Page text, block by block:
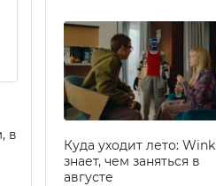
в
Куда уходит лето: Wink
знает, чем заняться в
августе